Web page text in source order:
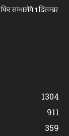
सम्भालेंगे 1 दिसम्बर
1304
911
359